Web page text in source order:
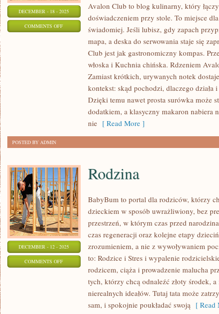
DECEMBER - 18 - 2025
COMMENTS OFFON
KULINARNE
PODRÓŻE
KULINARNE
RELACJE
Z
FOOD
TOURÓW
Avalon Club to blog kulinarny, który
doświadczeniem przy stole. To miejsce
świadomiej. Jeśli lubisz, gdy zapach
mapa, a deska do serwowania staje się
Club jest jak gastronomiczny kompas.
włoska i Kuchnia chińska. Rdzeniem
Zamiast krótkich, urywanych notek
kontekst: skąd pochodzi, dlaczego działa
Dzięki temu nawet prosta surówka może
dodatkiem, a klasyczny makaron nabiera
nie [ Read More ]
POSTED BY ADMIN
DECEMBER - 12 - 2025
COMMENTS OFFON
Rodzina
BabyBum to portal dla rodziców, którzy
dzieckiem w sposób uwrażliwiony, bez
przestrzeń, w którym czas przed
czas regeneracji oraz kolejne etapy
zrozumieniem, a nie z wywoływaniem
to: Rodzice i Stres i wypalenie
rodzicem, ciąża i prowadzenie malucha
tych, którzy chcą odnaleźć złoty środek,
nierealnych ideałów. Tutaj tata może
sam, i spokojnie poukładać swoją [ Read